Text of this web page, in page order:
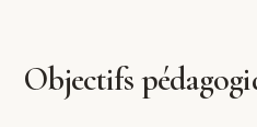
Objectifs